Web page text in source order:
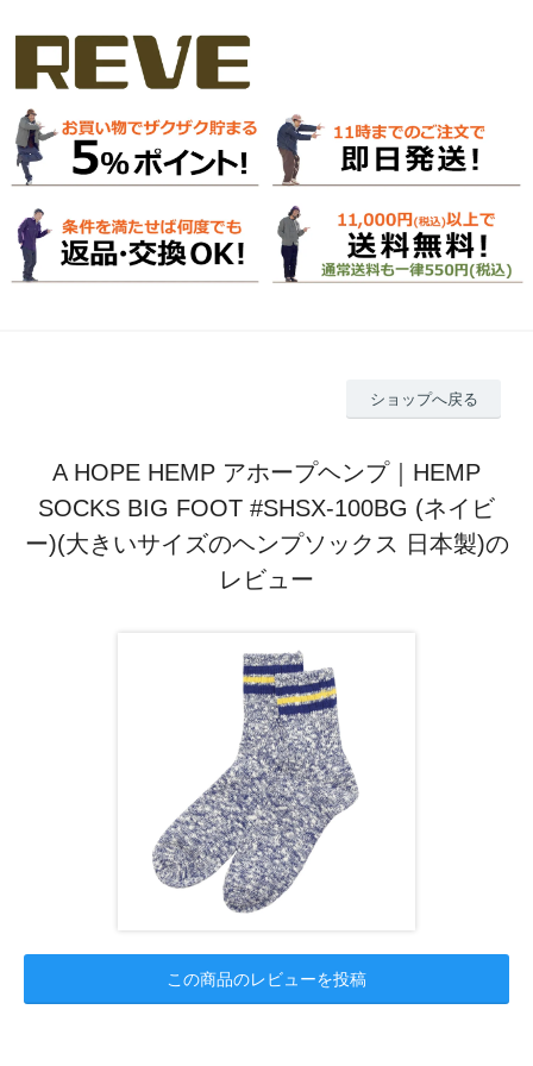
ショップへ戻る
A HOPE HEMP アホープヘンプ｜HEMP
SOCKS BIG FOOT #SHSX-100BG (ネイビ
ー)(大きいサイズのヘンプソックス 日本製)の
レビュー
この商品のレビューを投稿